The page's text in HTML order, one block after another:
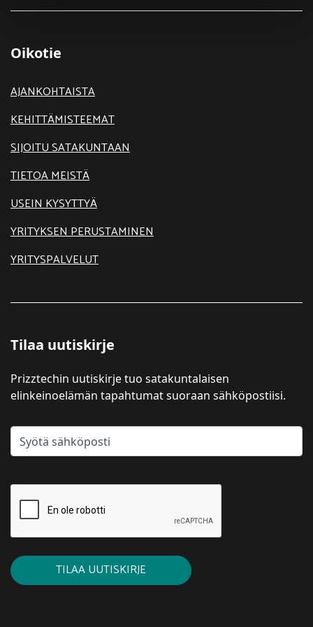
Oikotie
AJANKOHTAISTA
KEHITTÄMISTEEMAT
SIJOITU SATAKUNTAAN
TIETOA MEISTÄ
USEIN KYSYTTYÄ
YRITYKSEN PERUSTAMINEN
YRITYSPALVELUT
Tilaa uutiskirje
Prizztechin uutiskirje tuo satakuntalaisen
elinkeinoelämän tapahtumat suoraan sähköpostiisi.
TILAA UUTISKIRJE